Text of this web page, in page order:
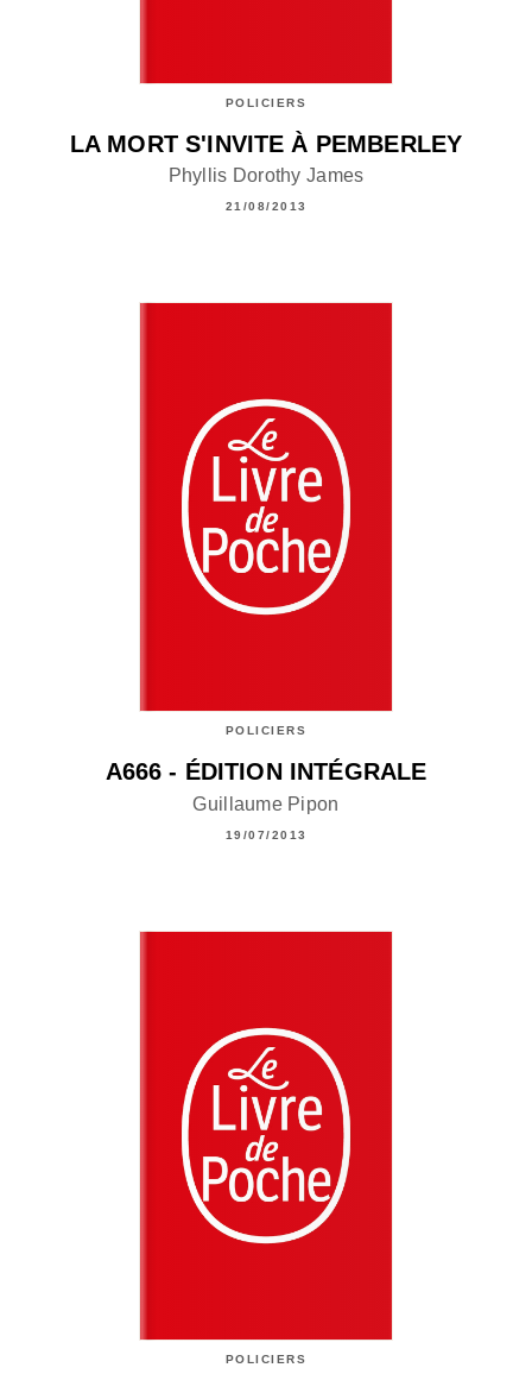
POLICIERS
LA MORT S'INVITE À PEMBERLEY
Phyllis Dorothy James
21/08/2013
POLICIERS
A666 - ÉDITION INTÉGRALE
Guillaume Pipon
19/07/2013
POLICIERS